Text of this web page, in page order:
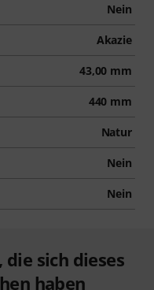
Nein
Akazie
43,00 mm
440 mm
Natur
Nein
Nein
sich dieses
haben